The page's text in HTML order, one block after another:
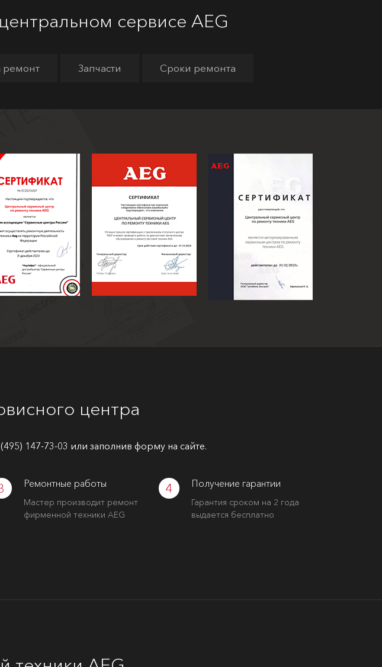
сервисе AEG
ремонт Запчасти Сроки ремонта
центра
147-73-03 или заполнив форму на сайте.
Ремонтные работы
Мастер производит ремонт
фирменной техники AEG
4 Получение гарантии
Гарантия сроком на 2 года
выдается бесплатно